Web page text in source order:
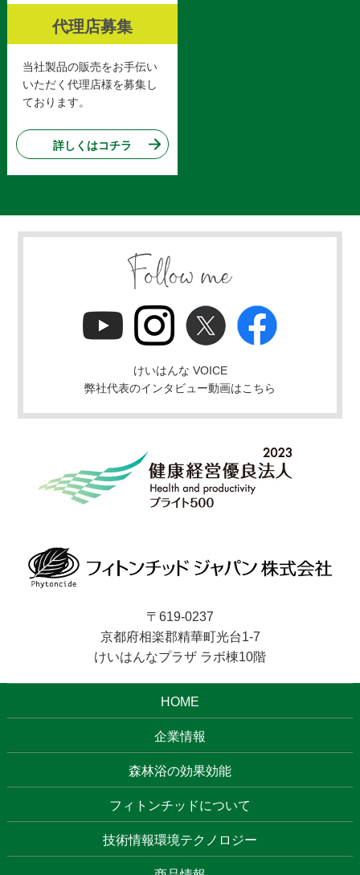
代理店募集
当社製品の販売をお手伝い
いただく代理店様を募集し
ております。
詳しくはコチラ
けいはんな VOICE
弊社代表のインタビュー動画はこちら
〒619-0237
京都府相楽郡精華町光台1-7
けいはんなプラザ ラボ棟10階
HOME
企業情報
森林浴の効果効能
フィトンチッドについて
技術情報環境テクノロジー